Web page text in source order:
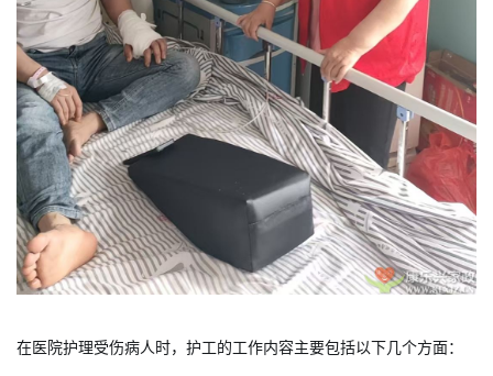
在医院护理受伤病人时，护工的工作内容主要包括以下几个方面：